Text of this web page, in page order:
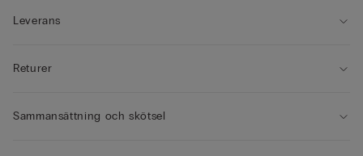
Leverans
Returer
Sammansättning och skötsel